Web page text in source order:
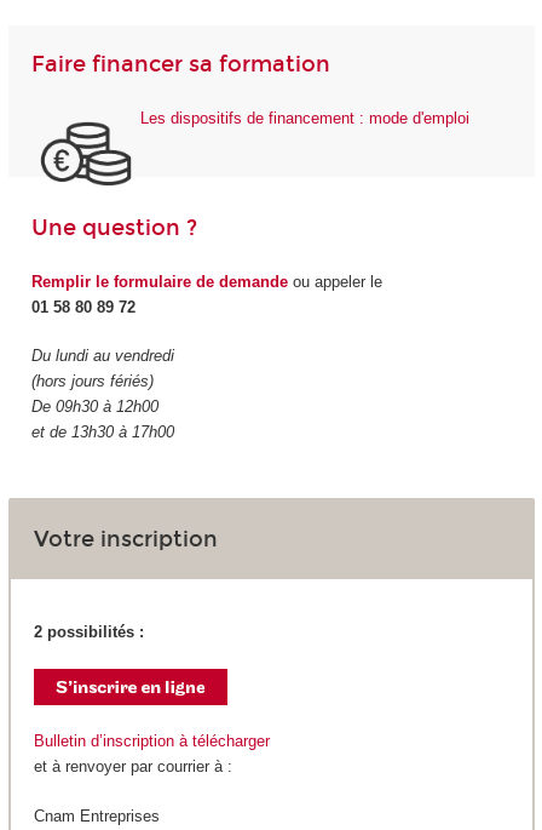
Faire financer sa formation
Les dispositifs de financement : mode d'emploi
Une question ?
Remplir le formulaire de demandeou appeler le
01 58 80 89 72
Du lundi au vendredi
(hors jours fériés)
De 09h30 à 12h00
et de 13h30 à 17h00
Votre inscription
2 possibilités :
Bulletin d’inscription à télécharger
et à renvoyer par courrier à :
Cnam Entreprises